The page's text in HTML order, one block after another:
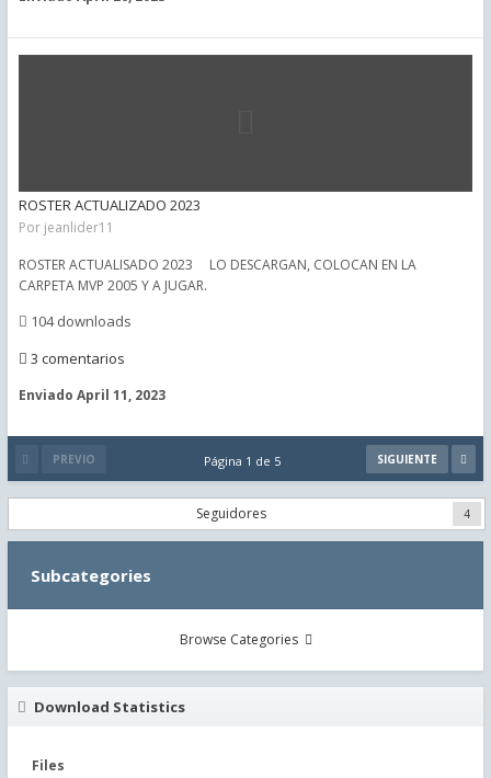
ROSTER ACTUALIZADO 2023
Por jeanlider11
ROSTER ACTUALISADO 2023 LO DESCARGAN, COLOCAN EN LA
CARPETA MVP 2005 Y A JUGAR.
104 downloads
3 comentarios
Enviado April 11, 2023
PREVIO SIGUIENTE
Página 1 de 5
Seguidores 4
Subcategories
Browse Categories
Download Statistics
Files